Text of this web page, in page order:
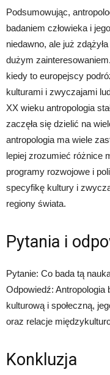
Podsumowując,
badaniem człowieka i
niedawno, ale już
dużym
kiedy to europejscy
kulturami i zwyczajami
XX wieku antropologia
zaczęła się dzielić na
antropologia ma wiele
lepiej zrozumieć różnice
programy rozwojowe i
specyfikę kultury i
regiony świata.
Pytania i
Pytanie: Co bada tą
Odpowiedź: Antropologia
kulturową i społeczną,
oraz relacje
Konkluzja